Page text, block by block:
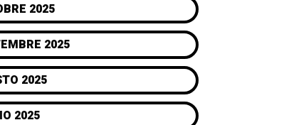
2025
2025
2025
2025